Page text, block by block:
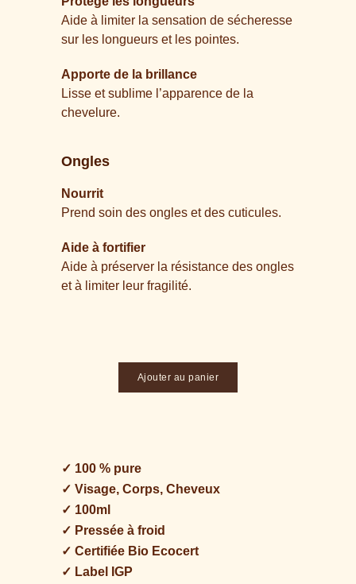
Aide à limiter la sensation de sécheresse
sur les longueurs et les pointes.
Apporte de la brillance
Lisse et sublime l’apparence de la
chevelure.
Ongles
Nourrit
Prend soin des ongles et des cuticules.
Aide à fortifier
Aide à préserver la résistance des ongles
et à limiter leur fragilité.
Ajouter au panier
✓ 100 % pure
✓ Visage, Corps, Cheveux
✓ 100ml
✓ Pressée à froid
✓ Certifiée Bio Ecocert
✓ Label IGP